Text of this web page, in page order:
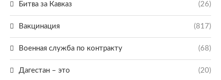
Битва за Кавказ (26)
Вакцинация (817)
Военная служба по контракту (68)
Дагестан – это (20)